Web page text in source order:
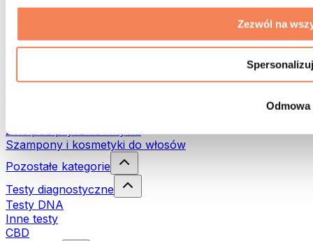
Zezwól na
Spersonalizuj
Odmowa
Filtry i dzbanki do wody
Środki do prania
Żele pod prysznic i mydła
Szampony i kosmetyki do włosów
Pozostałe kategorie
Testy diagnostyczne
Testy DNA
Inne testy
CBD